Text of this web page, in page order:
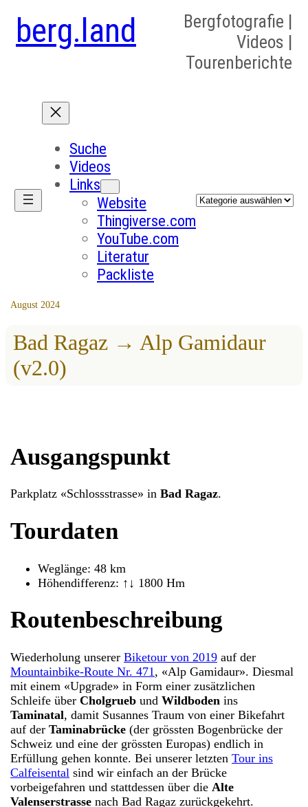
berg.land
Bergfotografie |
Videos |
Tourenberichte
Suche
Videos
Links
Website
Thingiverse.com
YouTube.com
Literatur
Packliste
Kategorien
August 2024
Bad Ragaz → Alp Gamidaur
(v2.0)
Ausgangspunkt
Parkplatz «Schlossstrasse» inBad Ragaz.
Tourdaten
Weglänge: 48 km
Höhendifferenz: ↑↓ 1800 Hm
Routenbeschreibung
Wiederholung unsererBiketour von 2019 auf der
Mountainbike-Route Nr. 471 , «Alp Gamidaur». Diesmal
mit einem «Upgrade» in Form einer zusätzlichen
Schleife überCholgrueb undWildboden ins
Taminatal, damit Susannes Traum von einer Bikefahrt
auf derTaminabrücke (der grössten Bogenbrücke der
Schweiz und eine der grössten Europas) endlich in
Erfüllung gehen konnte. Bei unserer letztenTour ins
Calfeisental sind wir einfach an der Brücke
vorbeigefahren und stattdessen über die Alte
Valenserstrasse nach Bad Ragaz zurückgekehrt.